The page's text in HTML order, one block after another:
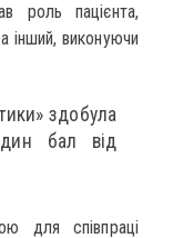
роль пацієнта,
інший, виконуючи
здобула
бал від
для співпраці